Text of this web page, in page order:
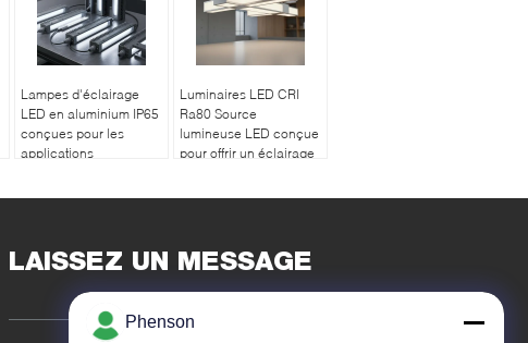
Lampes d'éclairage
LED en aluminium IP65
conçues pour les
applications
Luminaires LED CRI
Ra80 Source
lumineuse LED conçue
pour offrir un éclairage
LAISSEZ UN MESSAGE
Phenson